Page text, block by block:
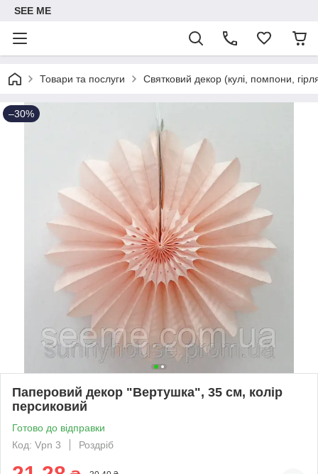
SEE ME
Товари та послуги Святковий декор (кулі, помпони,
–30%
Паперовий декор "Вертушка", 35 см, колір
персиковий
Готово до відправки
Код: Vpn 3
Роздріб